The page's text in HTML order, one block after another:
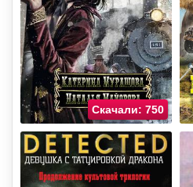
Скачали: 750